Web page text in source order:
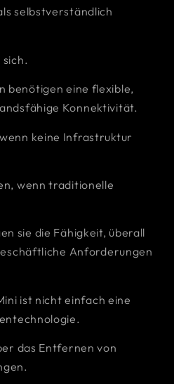
selbstverständlich
benötigen eine flexible,
Konnektivität.
keine Infrastruktur
wenn traditionelle
sie die Fähigkeit, überall
Anforderungen
ist nicht einfach eine
das Entfernen von